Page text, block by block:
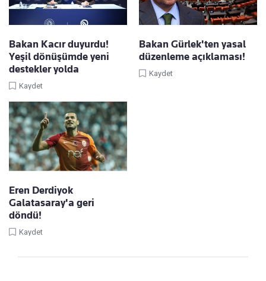
Bakan Kacır duyurdu!
Yeşil dönüşümde yeni
destekler yolda
Kaydet
Bakan Gürlek'ten yasal
düzenleme açıklaması!
Kaydet
Eren Derdiyok
Galatasaray'a geri
döndü!
Kaydet